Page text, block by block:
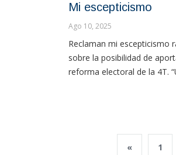
Mi escepticismo
Ago 10, 2025
Reclaman mi escepticismo
sobre la posibilidad de
reforma electoral de la 4T.
« 1